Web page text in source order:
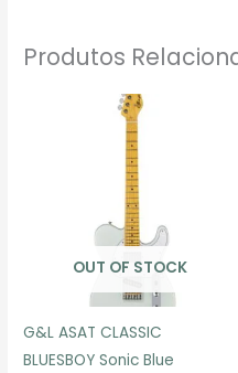
Produtos
OUT OF STOCK
G&L ASAT CLASSIC
BLUESBOY Sonic Blue